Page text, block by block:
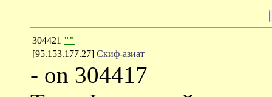
304421 ""
[95.153.177.27] Скиф-азиат
- on 304417